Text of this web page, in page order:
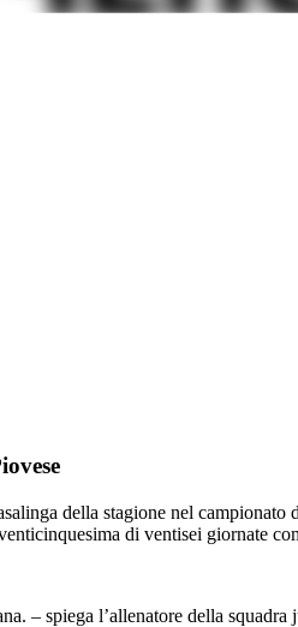
della stagione nel
di ventisei giornate
– spiega l’allenatore della